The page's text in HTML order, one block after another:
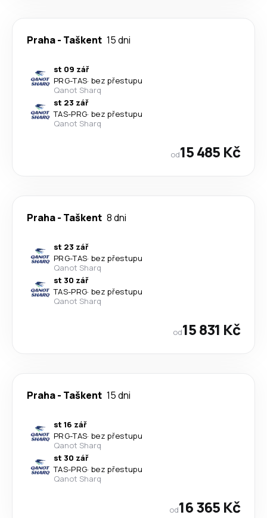
Praha- Taškent 15 dni
st 09 zář
PRG-TAS· bez přestupu
Qanot Sharq
st 23 zář
TAS-PRG· bez přestupu
Qanot Sharq
od15 485 Kč
Praha- Taškent 8 dni
st 23 zář
PRG-TAS· bez přestupu
Qanot Sharq
st 30 zář
TAS-PRG· bez přestupu
Qanot Sharq
od15 831 Kč
Praha- Taškent 15 dni
st 16 zář
PRG-TAS· bez přestupu
Qanot Sharq
st 30 zář
TAS-PRG· bez přestupu
Qanot Sharq
od16 365 Kč